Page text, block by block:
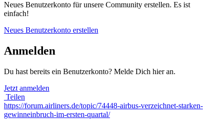
Neues Benutzerkonto für unsere Community erstellen. Es ist
einfach!
Neues Benutzerkonto erstellen
Anmelden
Du hast bereits ein Benutzerkonto? Melde Dich hier an.
Jetzt anmelden
Teilen
https://forum.airliners.de/topic/74448-airbus-verzeichnet-starken-
gewinneinbruch-im-ersten-quartal/